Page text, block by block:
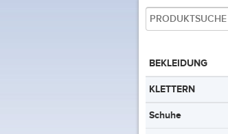
BEKLEIDUNG
KLETTERN
Schuhe